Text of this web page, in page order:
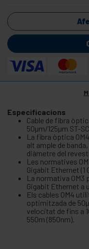
Especificacions
Cable de fibra
50µm/125µm ST-
La fibra òptica
alt ample de
diàmetre del
Les normatives
Gigabit Ethernet (1
La normativa OM3
Gigabit Ethernet a
Els cables OM4
optimitzada de
velocitat de fins a
550m (850nm).